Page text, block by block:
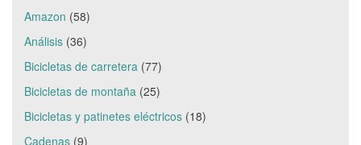
Amazon (58)
Análisis (36)
Bicicletas de carretera (77)
Bicicletas de montaña (25)
Bicicletas y patinetes eléctricos (18)
Cadenas (9)